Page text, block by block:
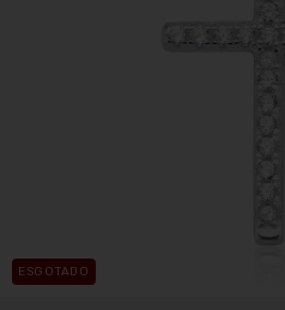
ESGOTADO